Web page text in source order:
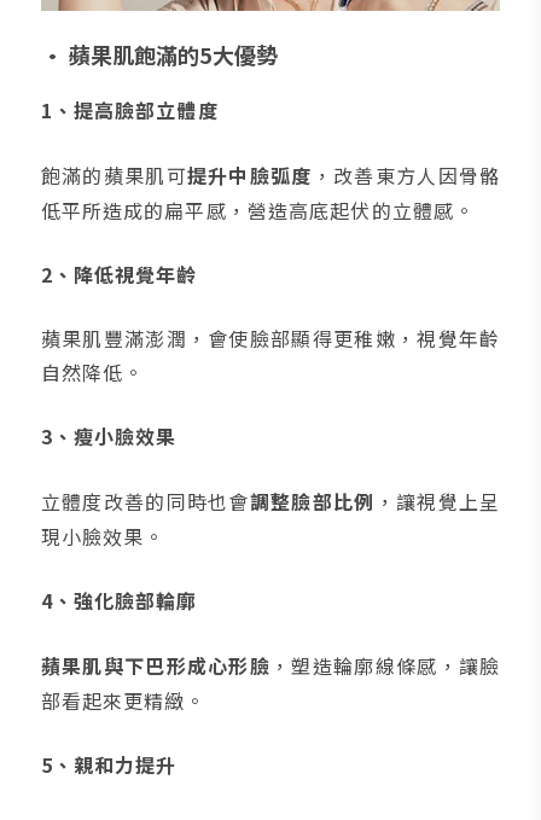
• 蘋果肌飽滿的5大優勢
1、提高臉部立體度
飽滿的蘋果肌可提升中臉弧度 ，改善東方人因骨骼
低平所造成的扁平感，營造高底起伏的立體感。
2、降低視覺年齡
蘋果肌豐滿澎潤，會使臉部顯得更稚嫩，視覺年齡
自然降低。
3、瘦小臉效果
立體度改善的同時也會調整臉部比例 ，讓視覺上呈
現小臉效果。
4、強化臉部輪廓
蘋果肌與下巴形成心形臉 ，塑造輪廓線條感，讓臉
部看起來更精緻。
5、親和力提升